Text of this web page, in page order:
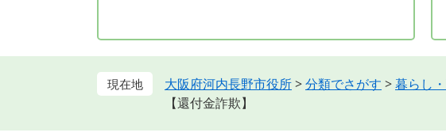
検
大阪府河内長野市役所>分類でさがす >暮らし
【還付金詐欺】